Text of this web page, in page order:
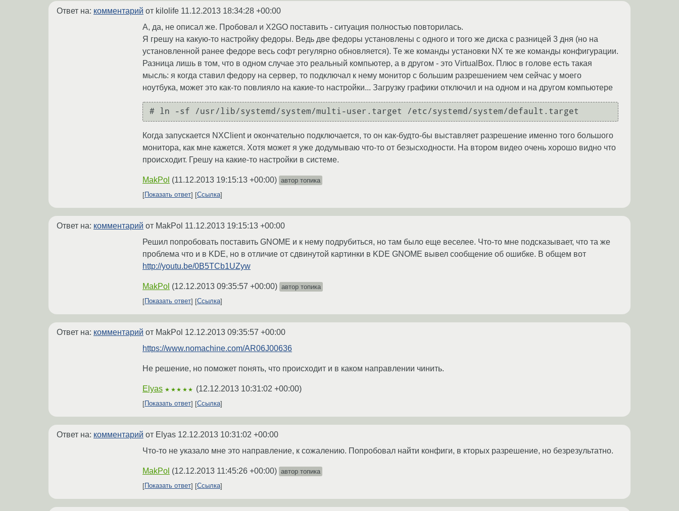
Ответ на: комментарий от kilolife 11.12.2013 18:34:28 +00:00
А, да, не описал же. Пробовал и X2GO поставить - ситуация полностью повторилась.
Я грешу на какую-то настройку федоры. Ведь две федоры установлены с одного и того же диска с разницей 3 дня (но на
установленной ранее федоре весь софт регулярно обновляется). Те же команды установки NX те же команды конфигурации.
Разница лишь в том, что в одном случае это реальный компьютер, а в другом - это VirtualBox. Плюс в голове есть такая
мысль: я когда ставил федору на сервер, то подключал к нему монитор с большим разрешением чем сейчас у моего
ноутбука, может это как-то повлияло на какие-то настройки... Загрузку графики отключил и на одном и на другом компьютере
# ln -sf /usr/lib/systemd/system/multi-user.target /etc/systemd/system/default.target
Когда запускается NXClient и окончательно подключается, то он как-будто-бы выставляет разрешение именно того большого
монитора, как мне кажется. Хотя может я уже додумываю что-то от безысходности. На втором видео очень хорошо видно что
происходит. Грешу на какие-то настройки в системе.
MakPol (11.12.2013 19:15:13 +00:00) автор топика
Показать ответ
Ссылка
Ответ на: комментарий от MakPol 11.12.2013 19:15:13 +00:00
Решил попробовать поставить GNOME и к нему подрубиться, но там было еще веселее. Что-то мне подсказывает, что та же
проблема что и в KDE, но в отличие от сдвинутой картинки в KDE GNOME вывел сообщение об ошибке. В общем вот
http://youtu.be/0B5TCb1UZyw
MakPol (12.12.2013 09:35:57 +00:00) автор топика
Показать ответ
Ссылка
Ответ на: комментарий от MakPol 12.12.2013 09:35:57 +00:00
https://www.nomachine.com/AR06J00636
Не решение, но поможет понять, что происходит и в каком направлении чинить.
Elyas ★★★★★ (12.12.2013 10:31:02 +00:00)
Показать ответ Ссылка
Ответ на: комментарий от Elyas 12.12.2013 10:31:02 +00:00
Что-то не указало мне это направление, к сожалению. Попробовал найти конфиги, в кторых разрешение, но безрезультатно.
MakPol (12.12.2013 11:45:26 +00:00) автор топика
Показать ответ
Ссылка